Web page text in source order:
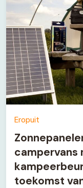
Eropuit
campervans
toekomst